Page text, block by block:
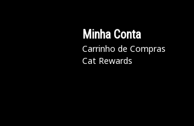
Minha Conta
Carrinho de Compras
Cat Rewards